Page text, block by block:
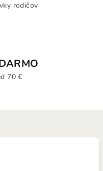
rodičov
70 €